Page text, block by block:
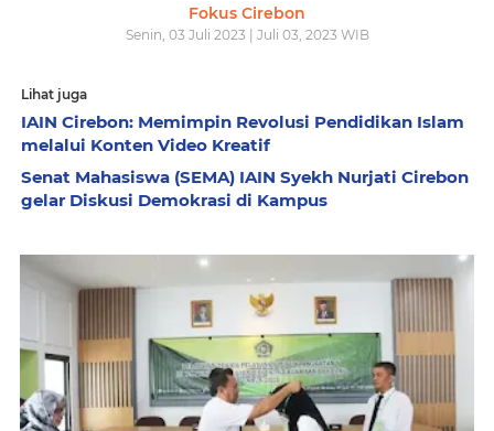
Fokus Cirebon
Senin, 03 Juli 2023 | Juli 03, 2023 WIB
Lihat juga
IAIN Cirebon: Memimpin Revolusi Pendidikan Islam
melalui Konten Video Kreatif
Senat Mahasiswa (SEMA) IAIN Syekh Nurjati Cirebon
gelar Diskusi Demokrasi di Kampus